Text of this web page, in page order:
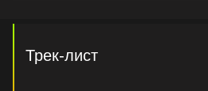
Трек-лист